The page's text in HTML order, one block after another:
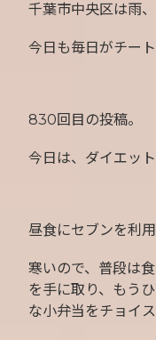
千葉市中央区は雨
今日も毎日がチー
830回目の投稿。
今日は、ダイエッ
昼食にセブンを利用
寒いので、普段は
を手に取り、もう
な小弁当をチョイス